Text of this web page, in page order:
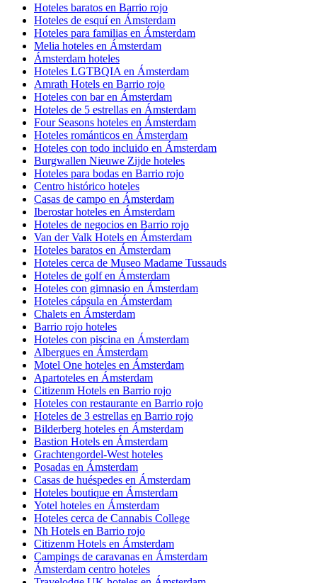
Hoteles baratos en Barrio rojo
Hoteles de esquí en Ámsterdam
Hoteles para familias en Ámsterdam
Melia hoteles en Ámsterdam
Ámsterdam hoteles
Hoteles LGTBQIA en Ámsterdam
Amrath Hotels en Barrio rojo
Hoteles con bar en Ámsterdam
Hoteles de 5 estrellas en Ámsterdam
Four Seasons hoteles en Ámsterdam
Hoteles románticos en Ámsterdam
Hoteles con todo incluido en Ámsterdam
Burgwallen Nieuwe Zijde hoteles
Hoteles para bodas en Barrio rojo
Centro histórico hoteles
Casas de campo en Ámsterdam
Iberostar hoteles en Ámsterdam
Hoteles de negocios en Barrio rojo
Van der Valk Hotels en Ámsterdam
Hoteles baratos en Ámsterdam
Hoteles cerca de Museo Madame Tussauds
Hoteles de golf en Ámsterdam
Hoteles con gimnasio en Ámsterdam
Hoteles cápsula en Ámsterdam
Chalets en Ámsterdam
Barrio rojo hoteles
Hoteles con piscina en Ámsterdam
Albergues en Ámsterdam
Motel One hoteles en Ámsterdam
Apartoteles en Ámsterdam
Citizenm Hotels en Barrio rojo
Hoteles con restaurante en Barrio rojo
Hoteles de 3 estrellas en Barrio rojo
Bilderberg hoteles en Ámsterdam
Bastion Hotels en Ámsterdam
Grachtengordel-West hoteles
Posadas en Ámsterdam
Casas de huéspedes en Ámsterdam
Hoteles boutique en Ámsterdam
Yotel hoteles en Ámsterdam
Hoteles cerca de Cannabis College
Nh Hotels en Barrio rojo
Citizenm Hotels en Ámsterdam
Campings de caravanas en Ámsterdam
Ámsterdam centro hoteles